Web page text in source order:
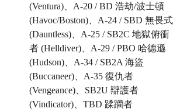
(Ventura)、A-20 / BD 浩劫/波士頓
(Havoc/Boston)、A-24 / SBD 無畏式
(Dauntless)、A-25 / SB2C 地獄俯衝
者 (Helldiver)、A-29 / PBO 哈德遜
(Hudson)、A-34 / SB2A 海盜
(Buccaneer)、A-35 復仇者
(Vengeance)、SB2U 辯護者
(Vindicator)、TBD 蹂躪者